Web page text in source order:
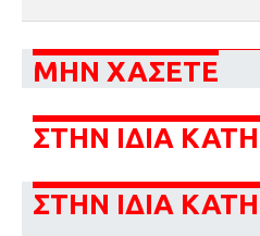
ΜΗΝ ΧΑΣΕΤΕ
ΣΤΗΝ ΙΔΙΑ
ΣΤΗΝ ΙΔΙΑ